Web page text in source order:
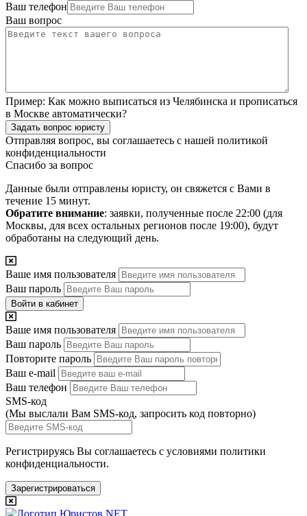
Ваш телефон
Ваш вопрос
Пример: Как можно выписаться из Челябинска и прописаться
в Москве автоматически?
Задать вопрос юристу
Отправляя вопрос, вы соглашаетесь с нашей политикой
конфиденциальности
Спасибо за вопрос
Данные были отправлены юристу, он свяжется с Вами в
течение 15 минут.
Обратите внимание: заявки, полученные после 22:00 (для
Москвы, для всех остальных регионов после 19:00), будут
обработаны на следующий день.
Ваше имя пользователя
Ваш пароль
Войти в кабинет
Ваше имя пользователя
Ваш пароль
Повторите пароль
Ваш e-mail
Ваш телефон
SMS-код
(Мы выслали Вам SMS-код, запросить код повторно)
Регистрируясь Вы соглашаетесь с условиями политики
конфиденциальности.
Зарегистрироваться